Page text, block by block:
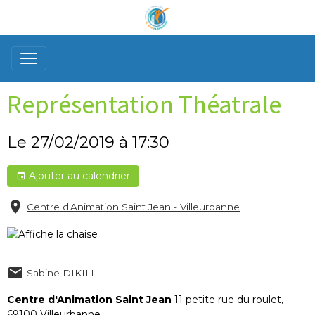
Représentation Théatrale
Le 27/02/2019 à 17:30
Ajouter au calendrier
Centre d'Animation Saint Jean - Villeurbanne
Sabine DIKILI
Centre d'Animation Saint Jean 11 petite rue du roulet,